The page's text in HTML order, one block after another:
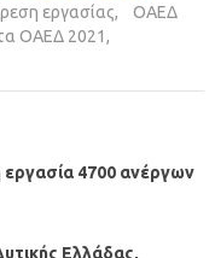
εργασίας,
ΟΑΕΔ
ΟΑΕΔ 2021,
εργασία 4700 ανέργων
Ελλάδας,